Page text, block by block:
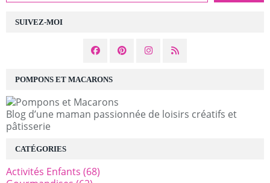
SUIVEZ-MOI
POMPONS ET MACARONS
Blog d’une maman passionnée de loisirs créatifs et
pâtisserie
CATÉGORIES
Activités Enfants (68)